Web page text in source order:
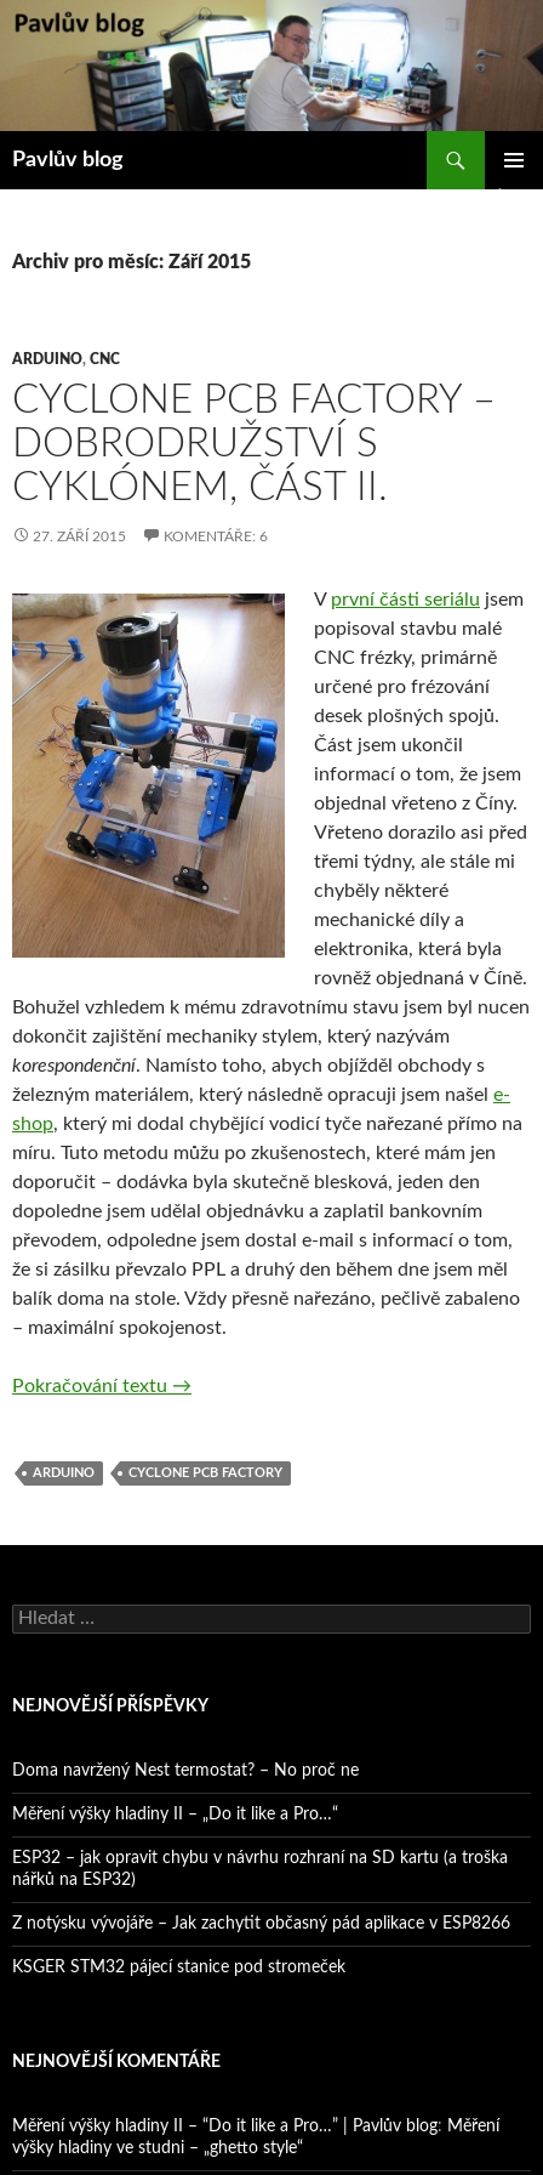
Přejít
Pavlův blog
Archiv pro měsíc: Září 2015
ARDUINO, CNC
CYCLONE PCB FACTORY –
DOBRODRUŽSTVÍ S
CYKLÓNEM, ČÁST II.
27. ZÁŘÍ 2015 KOMENTÁŘE: 6
V první části seriálu jsem
popisoval stavbu malé
CNC frézky, primárně
určené pro frézování
desek plošných spojů.
Část jsem ukončil
informací o tom, že jsem
objednal vřeteno z Číny.
Vřeteno dorazilo asi před
třemi týdny, ale stále mi
chyběly některé
mechanické díly a
elektronika, která byla
rovněž objednaná v Číně.
Bohužel vzhledem k mému zdravotnímu stavu jsem byl nucen
dokončit zajištění mechaniky stylem, který nazývám
korespondenční. Namísto toho, abych objížděl obchody s
železným materiálem, který následně opracuji jsem našel e-
shop, který mi dodal chybějící vodicí tyče nařezané přímo na
míru. Tuto metodu můžu po zkušenostech, které mám jen
doporučit – dodávka byla skutečně blesková, jeden den
dopoledne jsem udělal objednávku a zaplatil bankovním
převodem, odpoledne jsem dostal e-mail s informací o tom,
že si zásilku převzalo PPL a druhý den během dne jsem měl
balík doma na stole. Vždy přesně nařezáno, pečlivě zabaleno
– maximální spokojenost.
Pokračování textu Cyclone PCB Factory – dobrodružství s
→
ARDUINO CYCLONE PCB FACTORY
Vyhledávání
NEJNOVĚJŠÍ PŘÍSPĚVKY
Doma navržený Nest termostat? – No proč ne
Měření výšky hladiny II – „Do it like a Pro…“
ESP32 – jak opravit chybu v návrhu rozhraní na SD kartu (a troška
nářků na ESP32)
Z notýsku vývojáře – Jak zachytit občasný pád aplikace v ESP8266
KSGER STM32 pájecí stanice pod stromeček
NEJNOVĚJŠÍ KOMENTÁŘE
Měření výšky hladiny II – “Do it like a Pro…” | Pavlův blog: Měření
výšky hladiny ve studni – „ghetto style“